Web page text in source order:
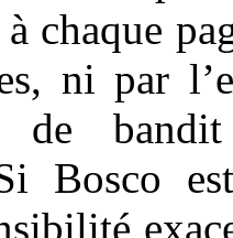
chaque
ni par
bandit
Bosco